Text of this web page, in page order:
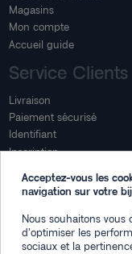
Magasins
Mon compte
Accueil guide
Service Clients
Livraison
Paiement sécurisé
Identifiant
Inscription
Mon espace
Suivi de commande
Connexion
Acceptez-vous les
navigation sur votre
Nous souhaitons
d'optimiser les
sociaux et la